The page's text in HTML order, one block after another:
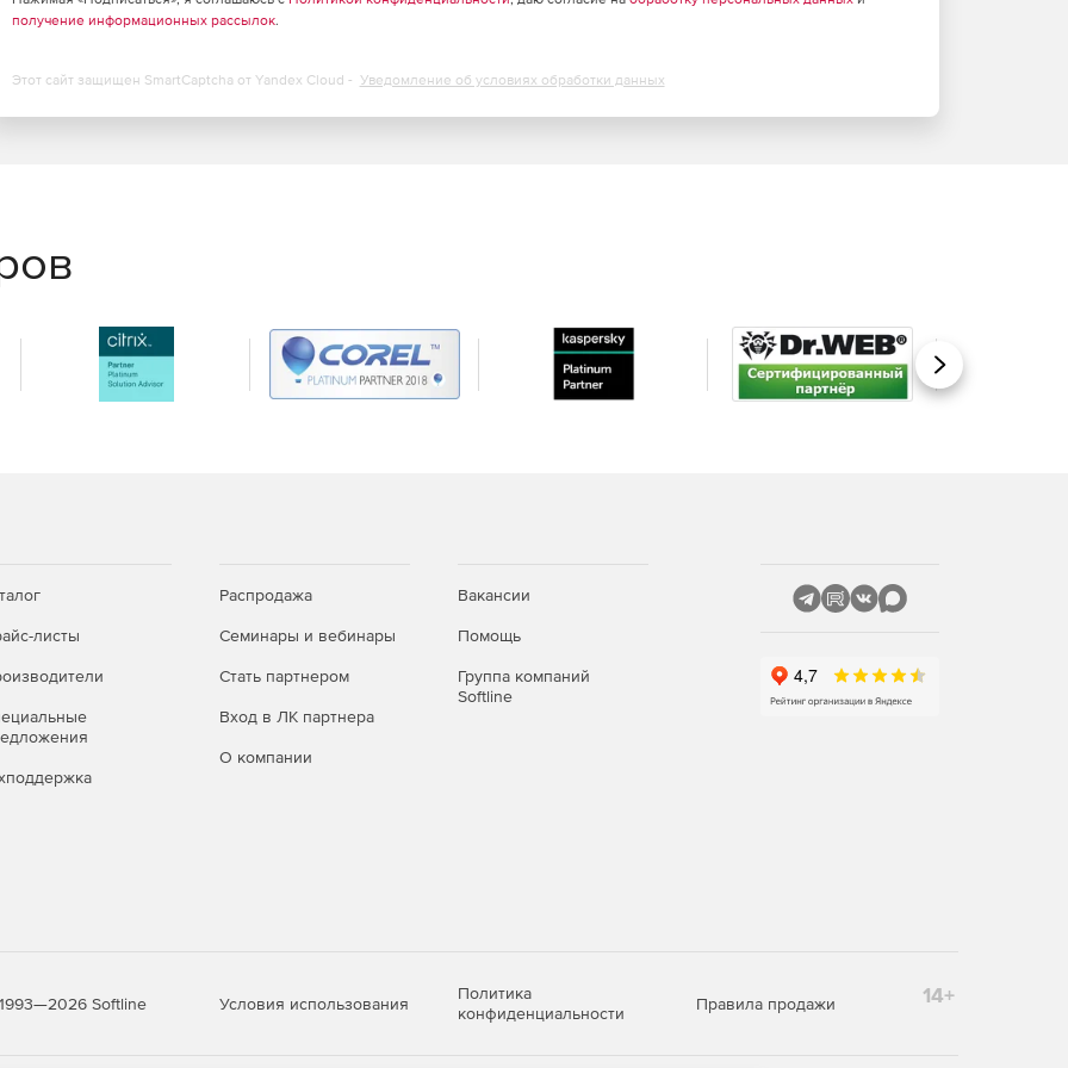
запрещенные сайты и приложения, бездействие на
на корпоративном смартфоне.
2019
получение информационных рассылок.
Этот сайт защищен SmartCaptcha от Yandex Cloud - Уведомление об условиях обработки данных
Вперед
листы
Распродажа
Семинары и вебинары
Стать партнером
Вход в ЛК партнера
О компании
Вакансии
Помощь
Группа компаний
Softline
Softline Условия использования
Политика
конфиденциальности
Правила продажи 14+